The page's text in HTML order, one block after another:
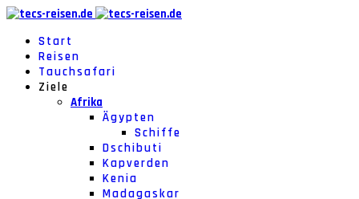
Start
Reisen
Tauchsafari
Ziele
Afrika
Ägypten
Schiffe
Dschibuti
Kapverden
Kenia
Madagaskar